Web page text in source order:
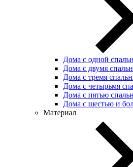
Дома с одной
Дома с двумя
Дома с тремя
Дома с четырьмя
Дома с пятью
Дома с шестью и
Материал